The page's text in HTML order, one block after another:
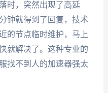
时，突然出现了高延
钟就得到了回复，技术
的节点临时维护，马上
就解决了。这种专业的
找不到人的加速器强太